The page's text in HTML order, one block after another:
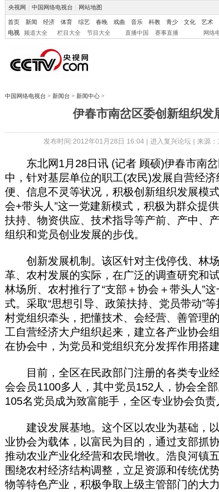
央视网 中国网络电视台 网站地图
首页 新闻 经济 体育 综艺 春晚 戏曲 音乐 科教 青少 文化
艺术
电视
频道大全 栏目大全 节目大全 直播中国 赛事直播 网络
中国网络电视台 > 新闻台 > 新闻中心 >
伊春市南岔区委创新组织发
发布时间:2012年01月28日 16:04 | 进入复兴论坛| 来源
东北网1月28日讯 (记者 顾硕)伊春市南岔
中，针对基层单位的职工(农民)发展自营经
便、信息不灵等状况，积极创新组织发展模
会+带头人”这一党建新模式，积极为群众提
扶持、物资供应、技术指导等产前、产中、
组织和党员创业发展的步伐。
创新发展机制。该区针对主伐停伐、林
革、农村发展的实际，在广泛的调查研究和
林场所、农村推行了“支部＋协会＋带头人”
式。采取“思想引导、政策扶持、党员带动”
村党组织牵头，把懂技术、会经营、善管理
工自营经济大户组织起来，建立各产业协会
在协会中，为党员和党组织充分发挥作用搭
目前，全区在民政部门注册的各类专业
会会员1100多人，其中党员152人，协会全
105名党员成为致富能手，全区专业协会负
建设发展基地。这个区以农业为基础，
业协会为载体，以富民为目的，通过支部抓
推动农业产业化经营和农民增收。浩良河镇
围绕农村经济结构调整，立足资源和传统优
物等特色产业，积极争取上级主管部门的大